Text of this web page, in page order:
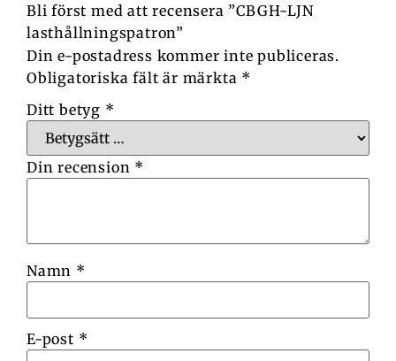
Bli först med att recensera ”CBGH-LJN
lasthållningspatron”
Din e-postadress kommer inte publiceras.
Obligatoriska fält är märkta *
Ditt betyg *
Din recension *
Namn *
E-post *